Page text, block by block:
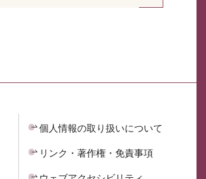
個人情報の取り扱いについて
リンク・著作権・免責事項